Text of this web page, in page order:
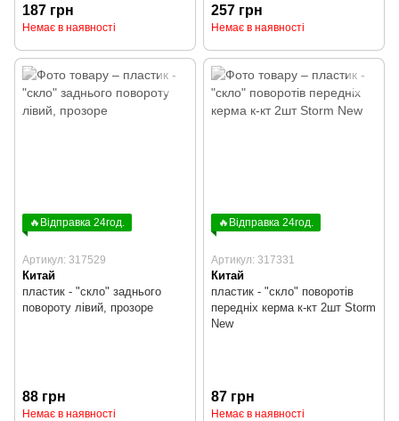
187 грн
Немає в наявності
257 грн
Немає в наявності
🔥Відправка 24год.
Артикул: 317529
Китай
пластик - "скло" заднього
повороту лівий, прозоре
88 грн
Немає в наявності
🔥Відправка 24год.
Артикул: 317331
Китай
пластик - "скло" поворотів
передніх керма к-кт 2шт Storm
New
87 грн
Немає в наявності